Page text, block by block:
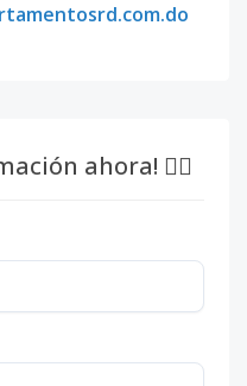
ahora! 👇🏽